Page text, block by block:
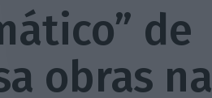
de
obras na